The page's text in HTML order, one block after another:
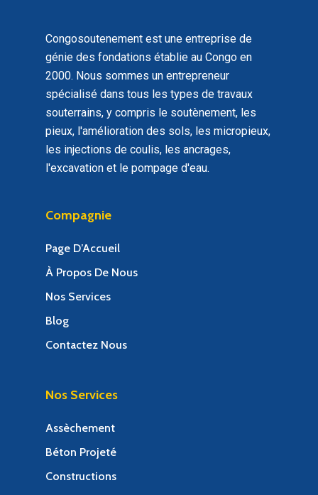
Congosoutenement est une entreprise de
génie des fondations établie au Congo en
2000. Nous sommes un entrepreneur
spécialisé dans tous les types de travaux
souterrains, y compris le soutènement, les
pieux, l'amélioration des sols, les micropieux,
les injections de coulis, les ancrages,
l'excavation et le pompage d'eau.
Compagnie
Page D’Accueil
À Propos De Nous
Nos Services
Blog
Contactez Nous
Nos Services
Assèchement
Béton Projeté
Constructions